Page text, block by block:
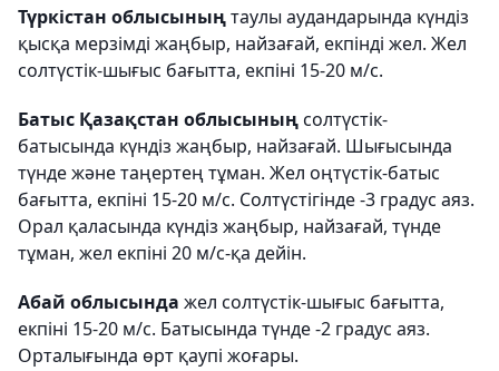
Түркістан облысыныңтаулы аудандарында күндіз
қысқа мерзімді жаңбыр, найзағай, екпінді жел. Жел
солтүстік-шығыс бағытта, екпіні 15-20 м/с.
Батыс Қазақстан облысыныңсолтүстік-
батысында күндіз жаңбыр, найзағай. Шығысында
түнде және таңертең тұман. Жел оңтүстік-батыс
бағытта, екпіні 15-20 м/с. Солтүстігінде -3 градус аяз.
Орал қаласында күндіз жаңбыр, найзағай, түнде
тұман, жел екпіні 20 м/с-қа дейін.
Абай облысында жел солтүстік-шығыс бағытта,
екпіні 15-20 м/с. Батысында түнде -2 градус аяз.
Орталығында өрт қаупі жоғары.